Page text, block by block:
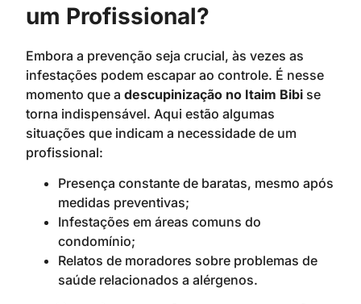
um Profissional?
Embora a prevenção seja crucial, às vezes as
infestações podem escapar ao controle. É nesse
momento que a descupinização no Itaim Bibi se
torna indispensável. Aqui estão algumas
situações que indicam a necessidade de um
profissional:
Presença constante de baratas, mesmo após
medidas preventivas;
Infestações em áreas comuns do
condomínio;
Relatos de moradores sobre problemas de
saúde relacionados a alérgenos.